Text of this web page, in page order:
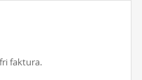
faktura.